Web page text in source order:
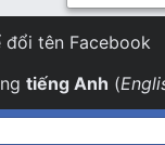
đổi tên Facebook
tiếng Anh (